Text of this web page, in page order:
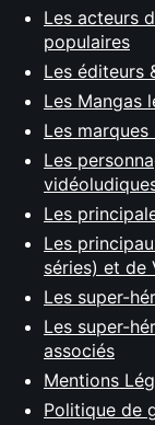
Les acteurs
populaires
Les éditeurs
Les Mangas
Les
Les
Les
Les
séries) et de
Les super-
Les super-
associés
Mentions
Politique de